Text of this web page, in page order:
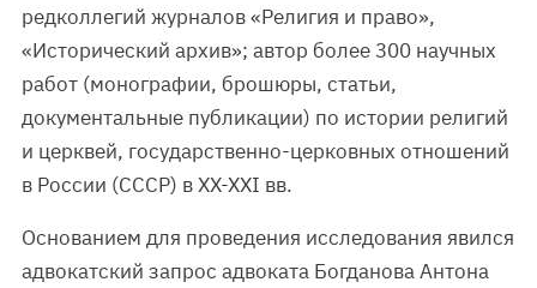
редколлегий журналов «Религия и право»,
«Исторический архив»; автор более 300 научных
работ (монографии, брошюры, статьи,
документальные публикации) по истории религий
и церквей, государственно-церковных отношений
в России (СССР) в XX-XXI вв.
Основанием для проведения исследования явился
адвокатский запрос адвоката Богданова Антона